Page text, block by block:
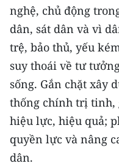
Đông Nam Bộ
Đồng bằng sông
Chuyên trang Hà Nội
Chuyên trang TP. Hồ
CHUYÊN ĐỀ
CÁC CHUYÊN TRANG
nghệ, chủ động
dân, sát dân và vì
trệ, bảo thủ, yếu
suy thoái về tư
sống. Gắn chặt xây
thống chính trị tinh,
hiệu lực, hiệu quả;
quyền lực và nâng
dân.